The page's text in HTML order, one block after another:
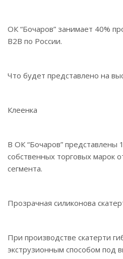
ОК “Бочаров” занимает 40%
B2B по России.
Что будет представлено на
Клеенка
В ОК “Бочаров” представлены
собственных торговых марок
сегмента.
Прозрачная силиконова
При производстве скатерти
экструзионным способом под